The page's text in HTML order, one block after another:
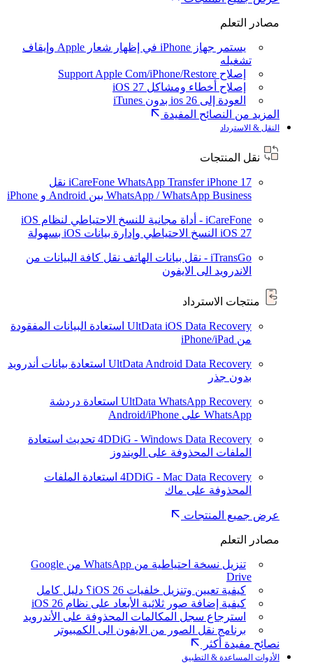
مصادر التعلم
يستمر جهاز iPhone في إظهار شعار Apple وإيقاف
تشغيله
إصلاح Support Apple Com/iPhone/Restore
إصلاح أخطاء ومشاكل iOS 27
العودة إلى ios 26 بدون iTunes
المزيد من النصائح المفيدة
النقل & الاسترداد
نقل المنتجات
iCareFone WhatsApp TransferiPhone 17
نقل
WhatsApp / WhatsApp Business بين Android و iPhone
iCareFone - أداة مجانية للنسخ الاحتياطي لنظام iOS
iOS 27 النسخ الاحتياطي وإدارة بيانات iOS بسهولة
iTransGo - نقل بيانات الهاتف
نقل كافة البيانات من
الاندرويد الى الايفون
منتجات الاسترداد
UltData iOS Data Recovery استعادة البيانات المفقودة
من iPhone/iPad
UltData Android Data Recovery استعادة بيانات أندرويد
بدون جذر
UltData WhatsApp Recovery استعادة دردشة
WhatsApp على Android/iPhone
4DDiG - Windows Data Recovery تحديث استعادة
الملفات المحذوفة على الويندوز
4DDiG - Mac Data Recovery استعادة الملفات
المحذوفة على ماك
عرض جميع المنتجات
مصادر التعلم
تنزيل نسخة احتياطية من WhatsApp من Google
Drive
كيفية تعيين وتنزيل خلفيات iOS 26؟ دليل كامل
كيفية إضافة صور ثلاثية الأبعاد على نظام iOS 26
استرجاع سجل المكالمات المحذوفة على الأندرويد
برنامج نقل الصور من الايفون الى الكمبيوتر
نصائح مفيدة أكثر
الأدوات المساعدة & التطبيق